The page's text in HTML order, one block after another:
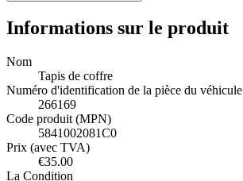
Informations sur le produit
Nom
Tapis de coffre
Numéro d'identification de la pièce du véhicule
266169
Code produit (MPN)
5841002081C0
Prix (avec TVA)
€35.00
La Condition